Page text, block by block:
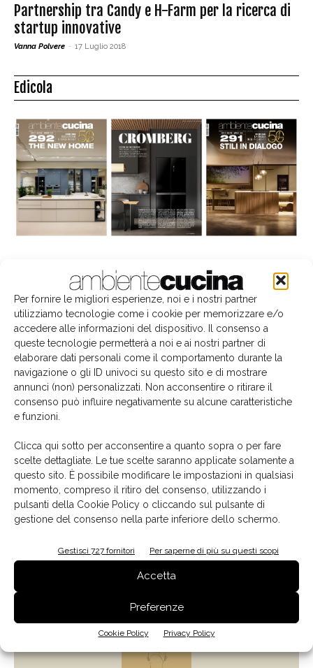
Per fornire le migliori esperienze, noi e i nostri partner
utilizziamo tecnologie come i cookie per memorizzare e/o
accedere alle informazioni del dispositivo. Il consenso a
queste tecnologie permetterà a noi e ai nostri partner di
elaborare dati personali come il comportamento durante la
navigazione o gli ID univoci su questo sito e di mostrare
annunci (non) personalizzati. Non acconsentire o ritirare il
consenso può influire negativamente su alcune caratteristiche
e funzioni.
Clicca qui sotto per acconsentire a quanto sopra o per fare
scelte dettagliate. Le tue scelte saranno applicate solamente a
questo sito. È possibile modificare le impostazioni in qualsiasi
momento, compreso il ritiro del consenso, utilizzando i
pulsanti della Cookie Policy o cliccando sul pulsante di
gestione del consenso nella parte inferiore dello schermo.
Gestisci 727 fornitori Per saperne di più su questi scopi
Accetta
Preferenze
Cookie Policy Privacy Policy
Partnership tra Candy e H-Farm per la ricerca di
startup innovative
Vanna Polvere - 17 Luglio 2018
Edicola
La biblioteca dei brand
Il libro del mese